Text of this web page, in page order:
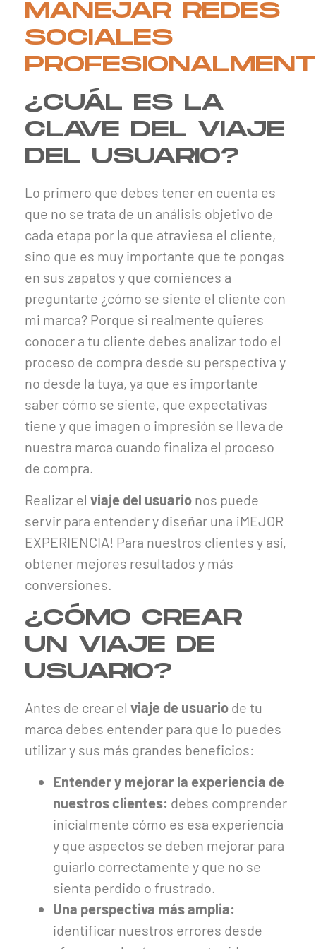
¿CUÁL ES LA
CLAVE DEL VIAJE
DEL USUARIO?
Lo primero que debes tener en cuenta es
que no se trata de un análisis objetivo de
cada etapa por la que atraviesa el cliente,
sino que es muy importante que te pongas
en sus zapatos y que comiences a
preguntarte ¿cómo se siente el cliente con
mi marca? Porque si realmente quieres
conocer a tu cliente debes analizar todo el
proceso de compra desde su perspectiva y
no desde la tuya, ya que es importante
saber cómo se siente, que expectativas
tiene y que imagen o impresión se lleva de
nuestra marca cuando finaliza el proceso
de compra.
Realizar el viaje del usuario nos puede
servir para entender y diseñar una ¡MEJOR
EXPERIENCIA! Para nuestros clientes y así,
obtener mejores resultados y más
conversiones.
¿CÓMO CREAR
UN VIAJE DE
USUARIO?
Antes de crear el viaje de usuario de tu
marca debes entender para que lo puedes
utilizar y sus más grandes beneficios:
Entender y mejorar la experiencia de
nuestros clientes: debes comprender
inicialmente cómo es esa experiencia
y que aspectos se deben mejorar para
guiarlo correctamente y que no se
sienta perdido o frustrado.
Una perspectiva más amplia:
identificar nuestros errores desde